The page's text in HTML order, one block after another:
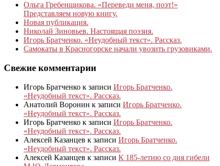
Ольга Гребенщикова. «Переведи меня, поэт!»
Представляем новую книгу.
Новая публикация.
Николай Зиновьев. Настоящая поэзия.
Игорь Братченко. «Неудобный текст». Рассказ.
Самокаты в Красногорске начали увозить грузовиками.
Свежие комментарии
Игорь Братченко к записи Игорь Братченко.
«Неудобный текст». Рассказ.
Анатолий Воронин к записи Игорь Братченко.
«Неудобный текст». Рассказ.
Игорь Братченко к записи Игорь Братченко.
«Неудобный текст». Рассказ.
Алексей Казанцев к записи Игорь Братченко.
«Неудобный текст». Рассказ.
Алексей Казанцев к записи К 185‑летию со дня гибели